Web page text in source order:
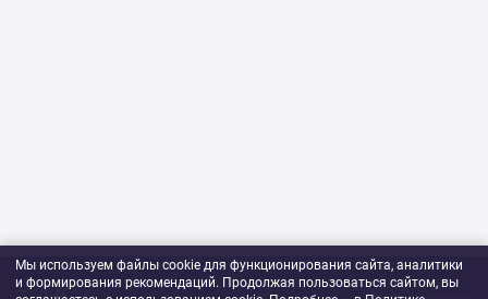
Мы используем файлы cookie для функционирования сайта, аналитики
и формирования рекомендаций. Продолжая пользоваться сайтом, вы